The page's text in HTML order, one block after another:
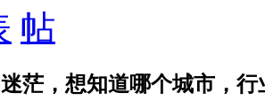
茫，想知道哪个城市，